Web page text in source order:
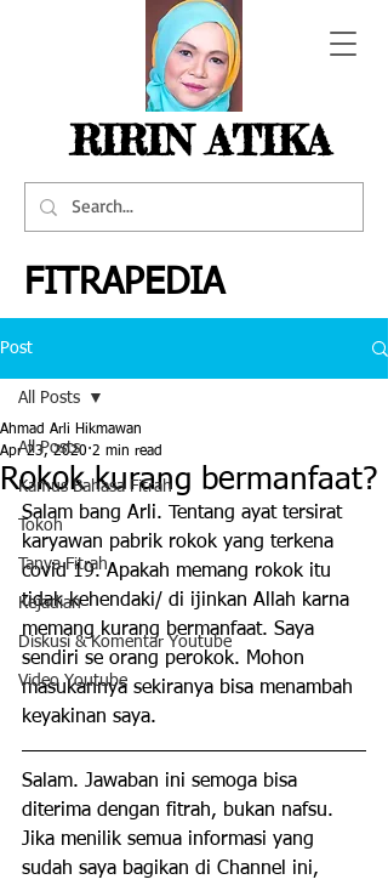
RIRIN ATIKA
FITRAPEDIA
Post
All Posts
Kamus Bahasa Fitrah
Tokoh
Tanya Fitrah
Kejadian
Diskusi & Komentar Youtube
Video Youtube
All Posts
Rokok kurang bermanfaat?
Ahmad Arli Hikmawan
Apr 23, 2020 2 min read
Salam bang Arli. Tentang ayat tersirat
karyawan pabrik rokok yang terkena
covid 19. Apakah memang rokok itu
tidak kehendaki/ di ijinkan Allah karna
memang kurang bermanfaat. Saya
sendiri se orang perokok. Mohon
masukannya sekiranya bisa menambah
keyakinan saya.
Salam. Jawaban ini semoga bisa
diterima dengan fitrah, bukan nafsu.
Jika menilik semua informasi yang
sudah saya bagikan di Channel ini,